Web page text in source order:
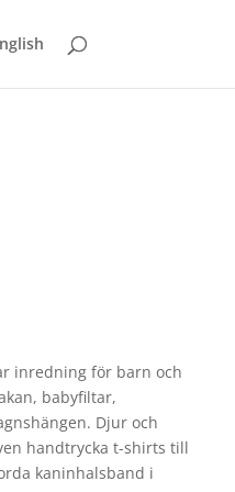
inredning för barn och
babyfiltar,
Djur och
handtrycka t-shirts till
kaninhalsband i